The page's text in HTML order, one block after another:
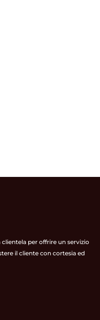
clientela per offrire un servizio
il cliente con cortesia ed